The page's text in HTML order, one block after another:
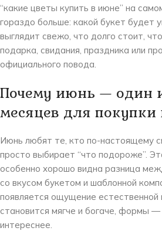
“какие цветы купить в июне” на
гораздо больше: какой букет будет
выглядит свежо, что долго стоит,
подарка, свидания, праздника или
официального повода.
Почему июнь — один
месяцев для покупки
Июнь любят те, кто по-настоящему
просто выбирает “что подороже”.
особенно хорошо видна разница
со вкусом букетом и шаблонной
появляется ощущение
становится мягче и богаче, формы
интереснее.